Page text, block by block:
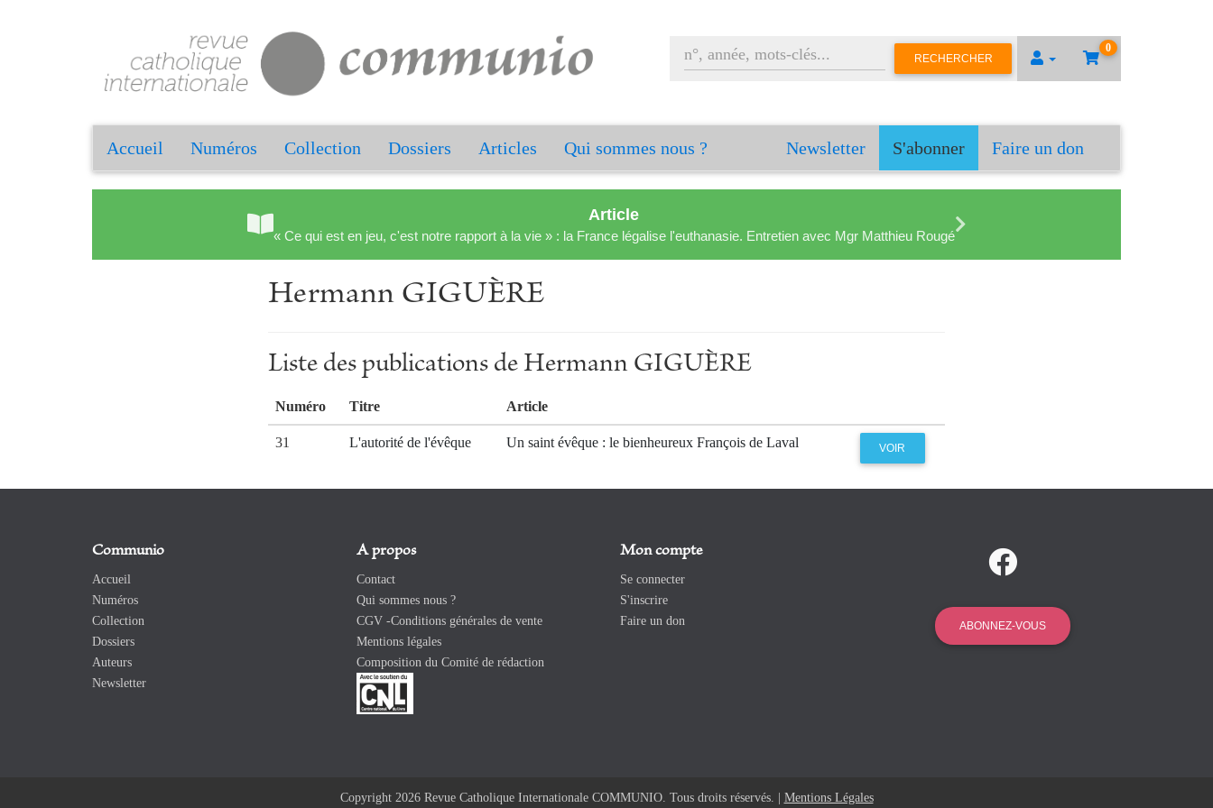
0
RECHERCHER
Accueil Numéros Collection Dossiers Articles Qui sommes nous ? Newsletter S'abonner Faire un don
Article
« Ce qui est en jeu, c'est notre rapport à la vie » : la France légalise l'euthanasie. Entretien avec Mgr Matthieu Rougé
Hermann GIGUÈRE
Liste des publications de Hermann GIGUÈRE
Numéro Titre Article
31 L'autorité de l'évêque Un saint évêque : le bienheureux François de Laval VOIR
Communio
Accueil
Numéros
Collection
Dossiers
Auteurs
Newsletter
A propos
Contact
Qui sommes nous ?
CGV -Conditions générales de vente
Mentions légales
Composition du Comité de rédaction
Mon compte
Se connecter
S'inscrire
Faire un don
ABONNEZ-VOUS
Copyright 2026 Revue Catholique Internationale COMMUNIO. Tous droits réservés. | Mentions Légales